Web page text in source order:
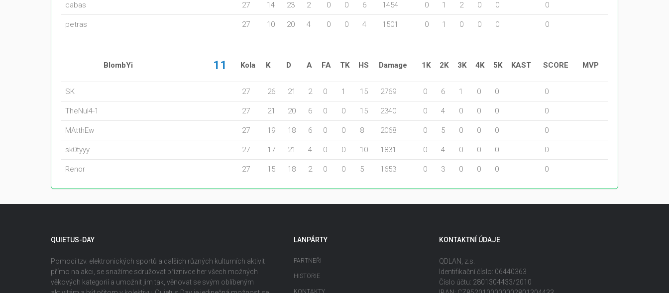
cabas 27 14 23 2 0 0 6 1454 0 1 2 0 0 0
petras 27 10 20 4 0 0 4 1501 0 1 0 0 0 0
BlombYi 11 Kola K D A FA TK HS Damage 1K 2K 3K 4K 5K KAST SCORE MVP
SK 27 26 21 2 0 1 15 2769 0 6 1 0 0 0
TheNul4-1 27 21 20 6 0 0 15 2340 0 4 0 0 0 0
MAtthEw 27 19 18 6 0 0 8 2068 0 5 0 0 0 0
sk0tyyy 27 17 21 4 0 0 10 1831 0 4 0 0 0 0
Renor 27 15 18 2 0 0 5 1653 0 3 0 0 0 0
QUIETUS-DAY
Pomocí tzv. elektronických sportů a dalších různých kulturních aktivit
přímo na akci, se snažíme sdružovat příznivce her všech možných
věkových kategorií a umožnit jim tak, věnovat se svým oblíbeným
LANPÁRTY
PARTNEŘI
HISTORIE
KONTAKTY
KONTAKTNÍ ÚDAJE
QDLAN, z.s.
Identifikační číslo: 06440363
Číslo účtu: 2801304433/2010